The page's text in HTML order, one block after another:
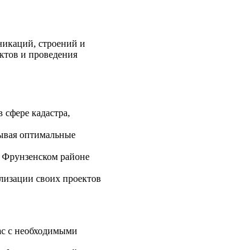
строений и
и проведения
кадастра,
оптимальные
Фрунзенском районе
своих проектов
с необходимыми